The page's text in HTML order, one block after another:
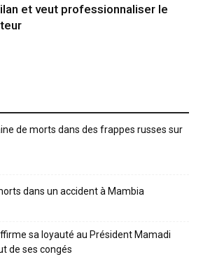
et veut professionnaliser le
de morts dans des frappes russes sur
dans un accident à Mambia
sa loyauté au Président Mamadi
de ses congés